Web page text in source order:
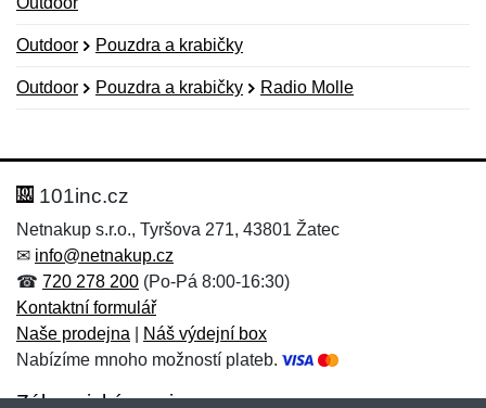
Outdoor Pouzdra a krabičky
Outdoor Pouzdra a krabičky Radio Molle
Hodnocení:
Jméno: *
Jméno:
E-mail:*
101inc.cz
Netnakup s.r.o., Tyršova 271, 43801 Žatec
✉ info@netnakup.cz
☎ 720 278 200 (Po-Pá 8:00-16:30)
Kontaktní formulář
Naše prodejna
Náš výdejní box
Nabízíme mnoho možností plateb.
Zákaznický servis